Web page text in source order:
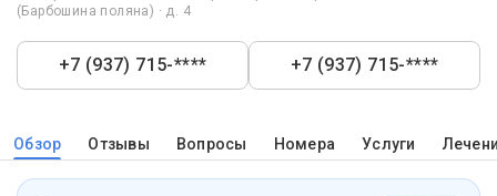
(Барбошина поляна) · д. 4
+7 (937) 715-**** +7 (937) 715-****
Обзор Отзывы Вопросы Номера Услуги